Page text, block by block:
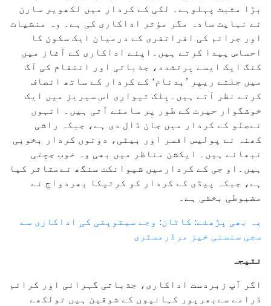
بڑا مثبت پہلوہے۔ لکی کے کردار میں لکھویر سارن
نے نہایت سادہ مگر مؤثر اداکاری کی ہے۔ وہ منشیات
اور جرائم کی افراتفری کے درمیان ایک سکون کا
احساس پیدا کرتے ہیں۔اپنے اداکاری کے آغاز میں
کنگ ایک ایسے پرتشدد، جذباتی اور انتقام کی آگ
میں جلتے ریپر ’بدنام‘ کے کردار کے ساتھ انصاف
کرتے نظر آتے ہیں۔پلک تیواری اس سیریز میں ایک
خوشگوار حیرت کے طور پر سامنے آتی ہیں۔ انہوں
نےصنّو کے کردار میں جان ڈال دی ہے، جبکہ راشی
کھنہ نے پولیس افسر اور بیٹی، دونوں کردار بخوبی
نبھائے ہیں۔ ایکشن مناظر میں بھی وہ خوب جچتی
ہیں۔او جی کے کردارمیں شیوانکت سنگھ نےمتاثر کیا
ہے، جبکہ پیڈی کے کردار کو کرتیکا بھردواج نے
مضبوطی بخشی ہے۔
یہ بھی پڑھئے: کاٹان: وجے سیتوپتی کی اداکاری سے
سجی سنسنی خیز مرڈرمسٹری
نتیجہ
اگر آپ زبردست اداکاری، جذباتی گہرائی اور کرائم
ڈرامے سےبھرپور کہانیوں کے شوقین ہیں تولکھے